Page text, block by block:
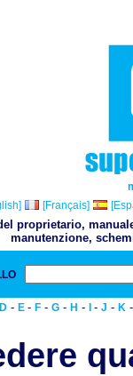
[Français]
proprietario,
manutenzione,
D - E - F - G - H - - J - K